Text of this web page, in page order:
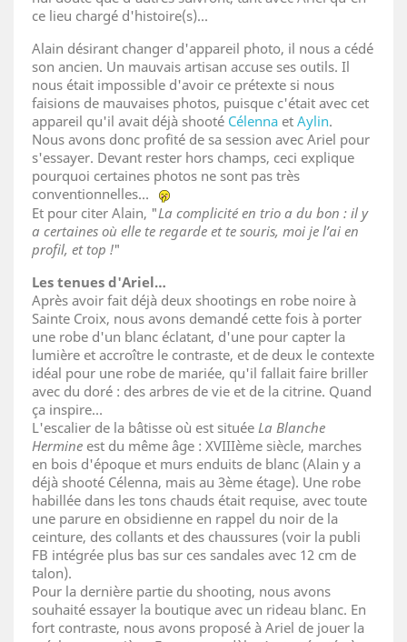
ce lieu chargé d'histoire(s)...
Alain désirant changer d'appareil photo, il nous a cédé
son ancien. Un mauvais artisan accuse ses outils. Il
nous était impossible d'avoir ce prétexte si nous
faisions de mauvaises photos, puisque c'était avec cet
appareil qu'il avait déjà shooté Célenna et Aylin.
Nous avons donc profité de sa session avec Ariel pour
s'essayer. Devant rester hors champs, ceci explique
pourquoi certaines photos ne sont pas très
conventionnelles…
Et pour citer Alain, "La complicité en trio a du bon : il y
a certaines où elle te regarde et te souris, moi je l’ai en
profil, et top !"
Les tenues d'Ariel…
Après avoir fait déjà deux shootings en robe noire à
Sainte Croix, nous avons demandé cette fois à porter
une robe d'un blanc éclatant, d'une pour capter la
lumière et accroître le contraste, et de deux le contexte
idéal pour une robe de mariée, qu'il fallait faire briller
avec du doré : des arbres de vie et de la citrine. Quand
ça inspire…
L'escalier de la bâtisse où est située La Blanche
Hermine est du même âge : XVIIIème siècle, marches
en bois d'époque et murs enduits de blanc (Alain y a
déjà shooté Célenna, mais au 3ème étage). Une robe
habillée dans les tons chauds était requise, avec toute
une parure en obsidienne en rappel du noir de la
ceinture, des collants et des chaussures (voir la publi
FB intégrée plus bas sur ces sandales avec 12 cm de
talon).
Pour la dernière partie du shooting, nous avons
souhaité essayer la boutique avec un rideau blanc. En
fort contraste, nous avons proposé à Ariel de jouer la